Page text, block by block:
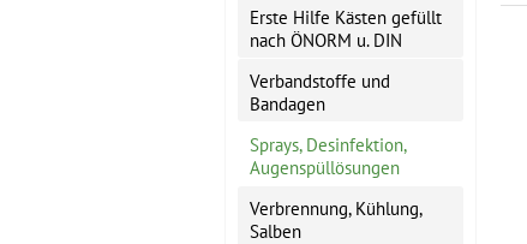
Erste Hilfe Kästen gefüllt
nach ÖNORM u. DIN
Verbandstoffe und
Bandagen
Sprays, Desinfektion,
Augenspüllösungen
Verbrennung, Kühlung,
Salben